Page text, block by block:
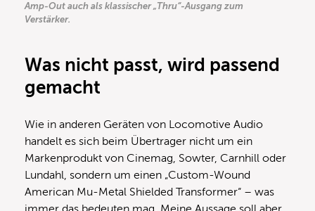
Amp-Out auch als klassischer „Thru“-Ausgang zum
Verstärker.
Was nicht passt, wird passend
gemacht
Wie in anderen Geräten von Locomotive Audio
handelt es sich beim Übertrager nicht um ein
Markenprodukt von Cinemag, Sowter, Carnhill oder
Lundahl, sondern um einen „Custom-Wound
American Mu-Metal Shielded Transformer“ – was